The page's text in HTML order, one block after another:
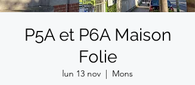
P5A et P6A Maison
Folie
lun 13 nov
  |
Mons